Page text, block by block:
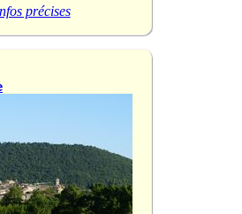
précises